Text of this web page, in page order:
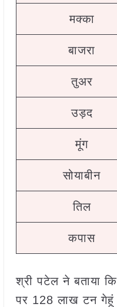
मक्का
बाजरा
तुअर
उड़द
मूंग
सोयाबीन
तिल
कपास
श्री पटेल ने बताया
पर 128 लाख टन गेहूं